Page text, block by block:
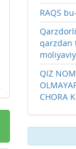
RAQS
qarzdan
QIZ
CHORA